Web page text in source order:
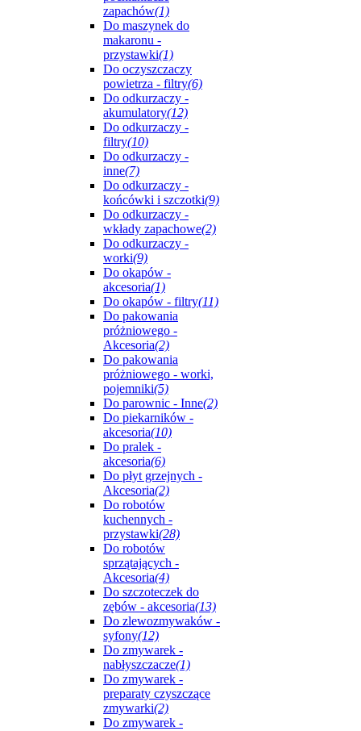
zapachów(1)
Do maszynek do
makaronu -
przystawki(1)
Do oczyszczaczy
powietrza - filtry(6)
Do odkurzaczy -
akumulatory(12)
Do odkurzaczy -
filtry(10)
Do odkurzaczy -
inne(7)
Do odkurzaczy -
końcówki i szczotki(9)
Do odkurzaczy -
wkłady zapachowe(2)
Do odkurzaczy -
worki(9)
Do okapów -
akcesoria(1)
Do okapów - filtry(11)
Do pakowania
próżniowego -
Akcesoria(2)
Do pakowania
próżniowego - worki,
pojemniki(5)
Do parownic - Inne(2)
Do piekarników -
akcesoria(10)
Do pralek -
akcesoria(6)
Do płyt grzejnych -
Akcesoria(2)
Do robotów
kuchennych -
przystawki(28)
Do robotów
sprzątających -
Akcesoria(4)
Do szczoteczek do
zębów - akcesoria(13)
Do zlewozmywaków -
syfony(12)
Do zmywarek -
nabłyszczacze(1)
Do zmywarek -
preparaty czyszczące
zmywarki(2)
Do zmywarek -